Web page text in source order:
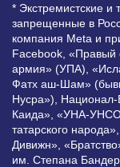
* Экстремистские и
запрещенные в
компания Meta и
Facebook, «Правый
армия» (УПА),
Фатх аш-Шам»
Нусра»),
Каида», «УНА-
татарского
Дивижн»,
им. Степана